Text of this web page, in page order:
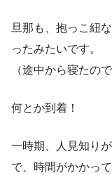
旦那も、抱っこ紐
ったみたいです。
（途中から寝たの
何とか到着！
一時期、人見知り
で、時間がかかっ